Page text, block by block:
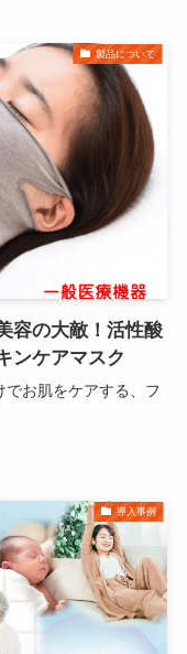
製品について
容の大敵！活性酸
ンケアマスク
でお肌をケアする、フ
導入事例